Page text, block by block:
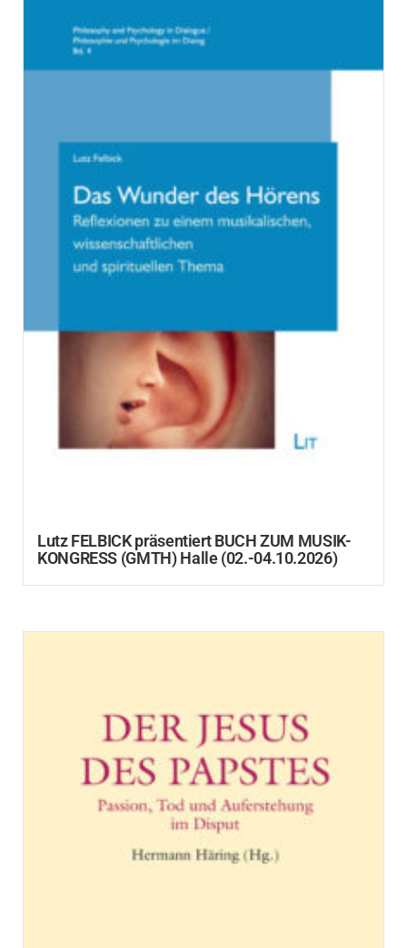
Lutz FELBICK präsentiert BUCH ZUM MUSIK-
KONGRESS (GMTH) Halle (02.-04.10.2026)